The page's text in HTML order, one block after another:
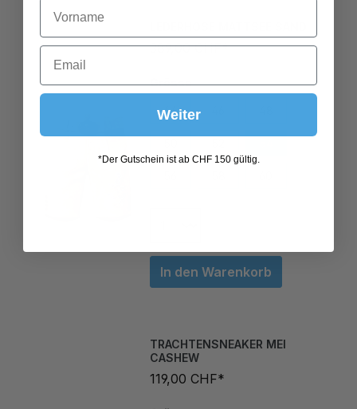
44 46 48
56 58 60
In den Warenkorb
CASHEW
119,00 CHF*
Weiter
*Der Gutschein ist ab CHF 150 gültig.